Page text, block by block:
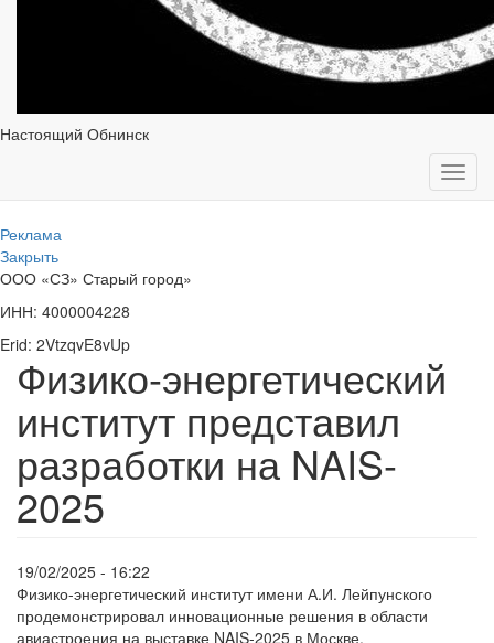
Настоящий Обнинск
Реклама
Закрыть
ООО «СЗ» Старый город»
ИНН: 4000004228
Erid: 2VtzqvE8vUp
Физико-энергетический
институт представил
разработки на NAIS-
2025
19/02/2025 - 16:22
Физико-энергетический институт имени А.И. Лейпунского
продемонстрировал инновационные решения в области
авиастроения на выставке NAIS-2025 в Москве.